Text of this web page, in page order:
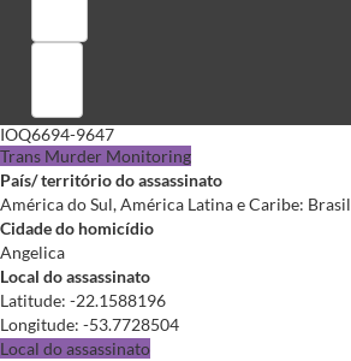
IOQ6694-9647
Trans Murder Monitoring
País/ território do assassinato
América do Sul, América Latina e Caribe: Brasil
Cidade do homicídio
Angelica
Local do assassinato
Latitude: -22.1588196
Longitude: -53.7728504
Local do assassinato